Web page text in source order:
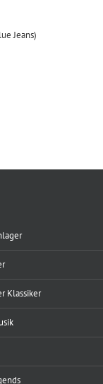
Jeans)
Klassiker